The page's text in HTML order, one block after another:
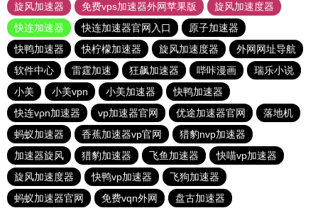
旋风加速器
免费vps加速器外网苹果版
旋风加速度器
快连加速器
快连加速器官网入口
原子加速器
快鸭加速器
快柠檬加速器 旋风加速度器
外网网址导航
软件中心
雷霆加速 狂飙加速器 哔咔漫画
瑞乐小说
小美
小美vpn 小美加速器
快鸭加速器
快连vρn加速器
vp加速器官网 优途加速器官网
落地机
蚂蚁加速器
香蕉加速器vp官网
猎豹nvp加速器
加速器旋风
猎豹加速器 飞鱼加速器
快喵vp加速器
旋风加速度器
快鸭vp加速器
飞狗加速器
蚂蚁加速器官网
免费vqn外网 盘古加速器